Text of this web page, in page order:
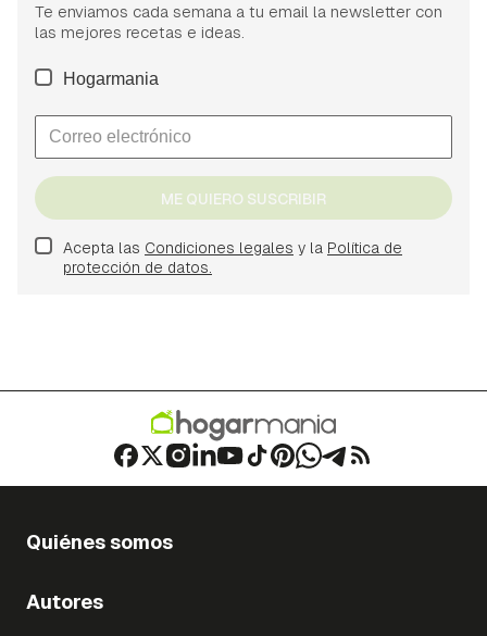
Te enviamos cada semana a tu email la newsletter con
las mejores recetas e ideas.
Hogarmania
ME QUIERO SUSCRIBIR
Acepta las Condiciones legales y la Política de
protección de datos.
Quiénes somos
Autores